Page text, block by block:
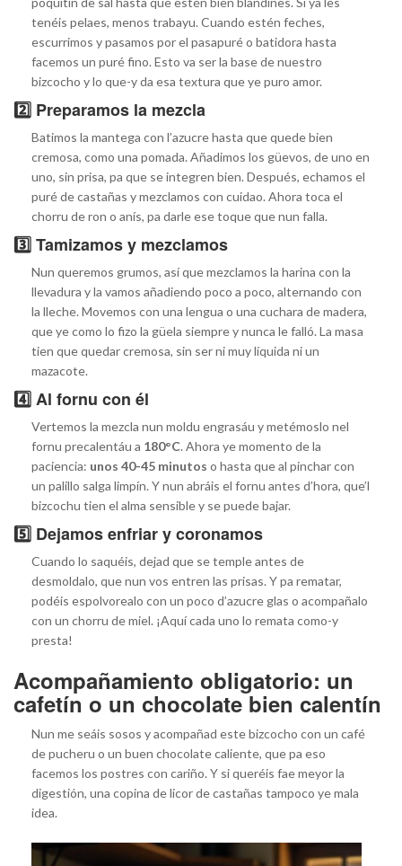
tenéis pelaes, menos trabayu. Cuando estén feches,
escurrimos y pasamos por el pasapuré o batidora hasta
facemos un puré fino. Esto va ser la base de nuestro
bizcocho y lo que-y da esa textura que ye puro amor.
2️⃣ Preparamos la mezcla
Batimos la mantega con l’azucre hasta que quede bien
cremosa, como una pomada. Añadimos los güevos, de uno en
uno, sin prisa, pa que se integren bien. Después, echamos el
puré de castañas y mezclamos con cuidao. Ahora toca el
chorru de ron o anís, pa darle ese toque que nun falla.
3️⃣ Tamizamos y mezclamos
Nun queremos grumos, así que mezclamos la harina con la
llevadura y la vamos añadiendo poco a poco, alternando con
la lleche. Movemos con una lengua o una cuchara de madera,
que ye como lo fizo la güela siempre y nunca le falló. La masa
tien que quedar cremosa, sin ser ni muy líquida ni un
mazacote.
4️⃣ Al fornu con él
Vertemos la mezcla nun moldu engrasáu y metémoslo nel
fornu precalentáu a 180°C. Ahora ye momento de la
paciencia: unos 40-45 minutos o hasta que al pinchar con
un palillo salga limpín. Y nun abráis el fornu antes d’hora, que’l
bizcochu tien el alma sensible y se puede bajar.
5️⃣ Dejamos enfriar y coronamos
Cuando lo saquéis, dejad que se temple antes de
desmoldalo, que nun vos entren las prisas. Y pa rematar,
podéis espolvorealo con un poco d’azucre glas o acompañalo
con un chorru de miel. ¡Aquí cada uno lo remata como-y
presta!
Acompañamiento obligatorio: un
cafetín o un chocolate bien calentín
Nun me seáis sosos y acompañad este bizcocho con un café
de pucheru o un buen chocolate caliente, que pa eso
facemos los postres con cariño. Y si queréis fae meyor la
digestión, una copina de licor de castañas tampoco ye mala
idea.